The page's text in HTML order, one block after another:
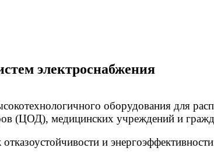
электроснабжения
оборудования для
(ЦОД), медицинских учреждений и
и